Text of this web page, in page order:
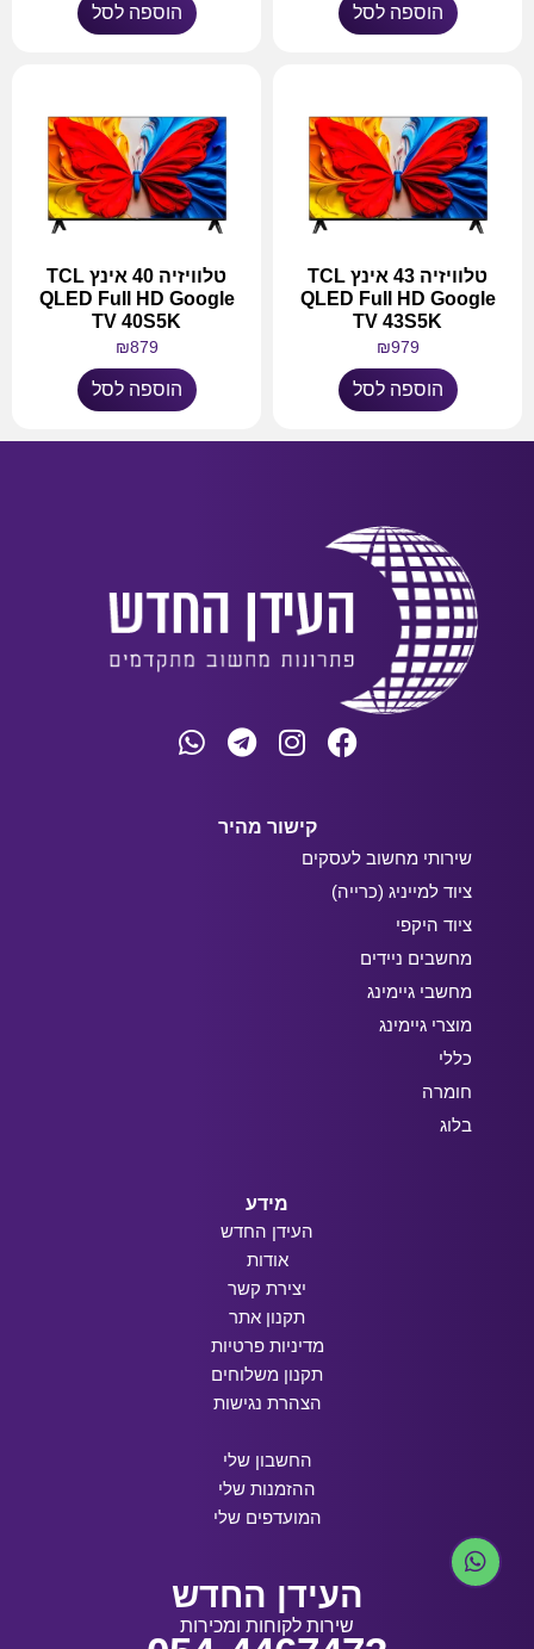
הוספה לסל הוספה לסל
טלוויזיה 43 אינץ TCL
QLED Full HD Google
TV 43S5K
₪979
הוספה לסל
טלוויזיה 40 אינץ TCL
QLED Full HD Google
TV 40S5K
₪879
הוספה לסל
קישור מהיר
שירותי מחשוב לעסקים
ציוד למייניג (כרייה)
ציוד היקפי
מחשבים ניידים
מחשבי גיימינג
מוצרי גיימינג
כללי
חומרה
בלוג
מידע
העידן החדש
אודות
יצירת קשר
תקנון אתר
מדיניות פרטיות
תקנון משלוחים
הצהרת נגישות
החשבון שלי
ההזמנות שלי
המועדפים שלי
העידן החדש
שירות לקוחות ומכירות